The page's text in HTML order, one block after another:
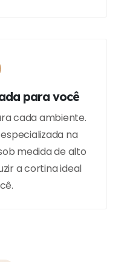
para você
cada ambiente.
na
medida de alto
a cortina ideal